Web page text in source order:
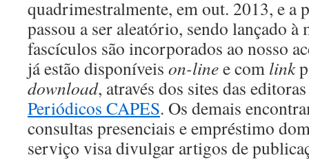
quadrimestralmente, em out. 2013, e a
passou a ser aleatório, sendo lançado à
fascículos são incorporados ao nosso
já estão disponíveis on-linee com link
download, através dos sites das
Periódicos CAPES. Os demais
consultas presenciais e empréstimo
serviço visa divulgar artigos de